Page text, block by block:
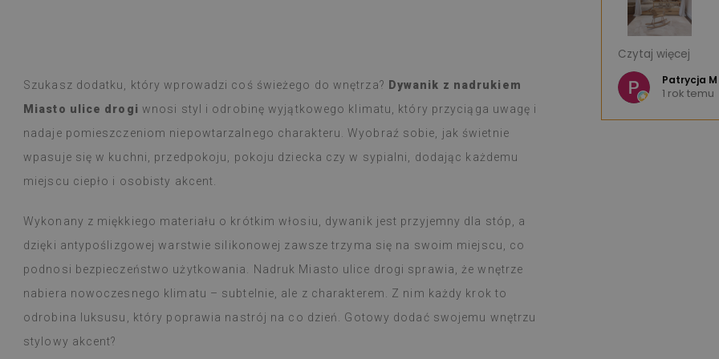
Szukasz dodatku, który wprowadzi coś świeżego do wnętrza? Dywanik z nadrukiem
Miasto ulice drogi wnosi styl i odrobinę wyjątkowego klimatu, który przyciąga uwagę i
nadaje pomieszczeniom niepowtarzalnego charakteru. Wyobraź sobie, jak świetnie
wpasuje się w kuchni, przedpokoju, pokoju dziecka czy w sypialni, dodając każdemu
miejscu ciepło i osobisty akcent.
Wykonany z miękkiego materiału o krótkim włosiu, dywanik jest przyjemny dla stóp, a
dzięki antypoślizgowej warstwie silikonowej zawsze trzyma się na swoim miejscu, co
podnosi bezpieczeństwo użytkowania. Nadruk Miasto ulice drogi sprawia, że wnętrze
nabiera nowoczesnego klimatu – subtelnie, ale z charakterem. Z nim każdy krok to
odrobina luksusu, który poprawia nastrój na co dzień. Gotowy dodać swojemu wnętrzu
stylowy akcent?
wyborem
informacją, był dobrze opakowany.
Montaż łatwy, odklejanie i naklejanie nie przysparza
trudności a efekt rewelacyjny.
Jestem bardzo zadowolona i nadal zdumiona, że
natężeniu gotowania na kuchence gazowej (święta),
nie zauważyłam by coś się z nimi działo, łatwo
przeciera się wilgotną szmatką, gdy coś się zabrudzi
czy zachlapie.
Beatrycze K
1 rok temu
Jestem bardzo
Bardzo dobra
Szybka wysyłka.
Serdecznie
Czytaj więcej
Patrycja M
1 rok temu